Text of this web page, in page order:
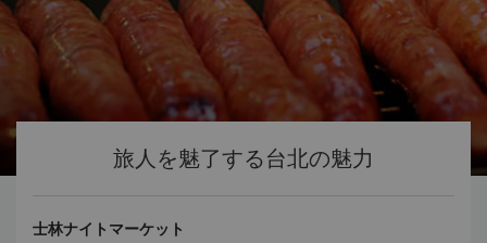
旅人を魅了する台北の魅力
士林ナイトマーケット